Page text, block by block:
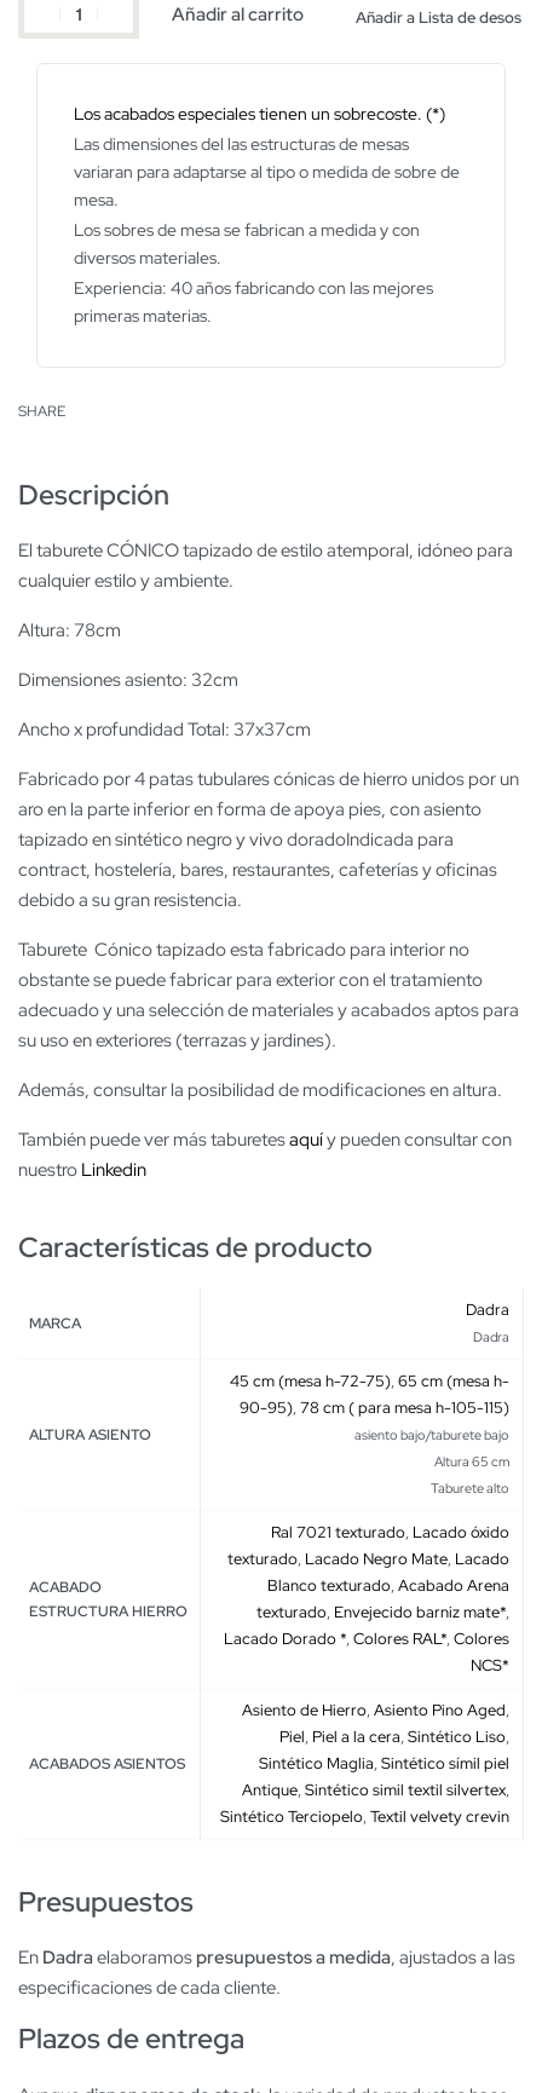
Añadir al carrito Añadir a Lista de desos
Los acabados especiales tienen un sobrecoste. (*)
Las dimensiones del las estructuras de mesas
variaran para adaptarse al tipo o medida de sobre de
mesa.
Los sobres de mesa se fabrican a medida y con
diversos materiales.
Experiencia: 40 años fabricando con las mejores
primeras materias.
SHARE
Descripción
El taburete CÓNICO tapizado de estilo atemporal, idóneo para
cualquier estilo y ambiente.
Altura: 78cm
Dimensiones asiento: 32cm
Ancho x profundidad Total: 37x37cm
Fabricado por 4 patas tubulares cónicas de hierro unidos por un
aro en la parte inferior en forma de apoya pies, con asiento
tapizado en sintético negro y vivo doradoIndicada para
contract, hostelería, bares, restaurantes, cafeterías y oficinas
debido a su gran resistencia.
Taburete Cónico tapizado esta fabricado para interior no
obstante se puede fabricar para exterior con el tratamiento
adecuado y una selección de materiales y acabados aptos para
su uso en exteriores (terrazas y jardines).
Además, consultar la posibilidad de modificaciones en altura.
También puede ver más taburetesaquíy pueden consultar con
nuestro Linkedin
Características de producto
MARCA
Dadra
Dadra
ALTURA ASIENTO
45 cm (mesa h-72-75),65 cm (mesa h-
90-95),78 cm ( para mesa h-105-115)
asiento bajo/taburete bajo
Altura 65 cm
Taburete alto
ACABADO
ESTRUCTURA HIERRO
Ral 7021 texturado, Lacado óxido
texturado, Lacado Negro Mate, Lacado
Blanco texturado,Acabado Arena
texturado, Envejecido barniz mate*,
Lacado Dorado *,Colores RAL*,Colores
NCS*
ACABADOS ASIENTOS
Asiento de Hierro,Asiento Pino Aged,
Piel, Piel a la cera,Sintético Liso,
Sintético Maglia,Sintético símil piel
Antique,Sintético simil textil silvertex,
Sintético Terciopelo,Textil velvety crevin
Presupuestos
En Dadraelaboramos presupuestos a medida, ajustados a las
especificaciones de cada cliente.
Plazos de entrega